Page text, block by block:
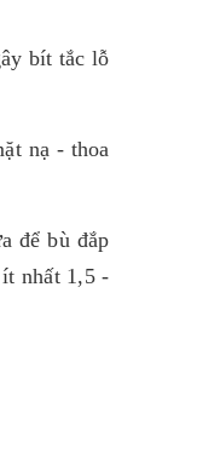
bít tắc lỗ
nạ - thoa
để bù đắp
nhất 1,5 -